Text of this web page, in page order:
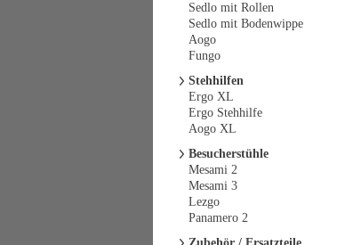
Sedlo mit Rollen
Sedlo mit Bodenwippe
Aogo
Fungo
Stehhilfen
Ergo XL
Ergo Stehhilfe
Aogo XL
Besucherstühle
Mesami 2
Mesami 3
Lezgo
Panamero 2